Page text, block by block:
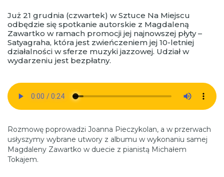
Już 21 grudnia (czwartek) w Sztuce Na Miejscu
odbędzie się spotkanie autorskie z Magdaleną
Zawartko w ramach promocji jej najnowszej płyty –
Satyagraha, która jest zwieńczeniem jej 10-letniej
działalności w sferze muzyki jazzowej. Udział w
wydarzeniu jest bezpłatny.
Rozmowę poprowadzi Joanna Pieczykolan, a w przerwach
usłyszymy wybrane utwory z albumu w wykonaniu samej
Magdaleny Zawartko w duecie z pianistą Michałem
Tokajem.